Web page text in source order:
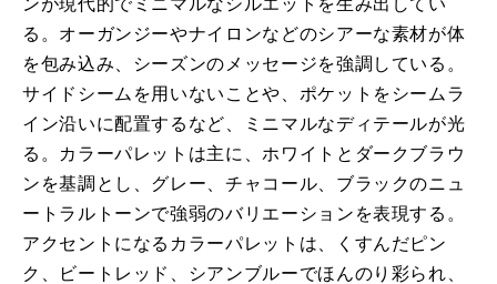
る。オーガンジーやナイロンなどのシアーな素材が体
を包み込み、シーズンのメッセージを強調している。
サイドシームを用いないことや、ポケットをシームラ
イン沿いに配置するなど、ミニマルなディテールが光
る。カラーパレットは主に、ホワイトとダークブラウ
ンを基調とし、グレー、チャコール、ブラックのニュ
ートラルトーンで強弱のバリエーションを表現する。
アクセントになるカラーパレットは、くすんだピン
ク、ビートレッド、シアンブルーでほんのり彩られ、